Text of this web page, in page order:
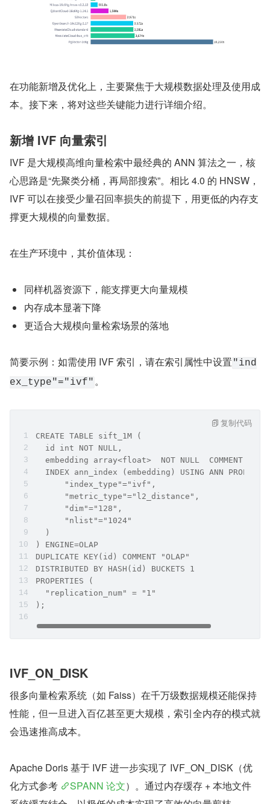
在功能新增及优化上，主要聚焦于大规模数据处理及使用成
本。接下来，将对这些关键能力进行详细介绍。
新增 IVF 向量索引
IVF 是大规模高维向量检索中最经典的 ANN 算法之一，核
心思路是“先聚类分桶，再局部搜索”。相比 4.0 的 HNSW，
IVF 可以在接受少量召回率损失的前提下，用更低的内存支
撑更大规模的向量数据。
在生产环境中，其价值体现：
同样机器资源下，能支撑更大向量规模
内存成本显著下降
更适合大规模向量检索场景的落地
简要示例：如需使用 IVF 索引，请在索引属性中设置 "ind
ex_type"="ivf" 。
CREATE TABLE sift_1M (
  id int NOT NULL,
  embedding array<float>  NOT NULL  COMMENT "",
INDEX ann_index (embedding) USING ANN
      "index_type"="ivf",
      "metric_type"="l2_distance",
      "dim"="128",
      "nlist"="1024"
  )
) ENGINE=OLAP
DUPLICATE KEY(id) COMMENT "OLAP"
DISTRIBUTED BY HASH(id) BUCKETS 1
PROPERTIES (
  "replication_num" = "1"
);
复制代码
IVF_ON_DISK
很多向量检索系统（如 Faiss）在千万级数据规模还能保持
性能，但一旦进入百亿甚至更大规模，索引全内存的模式就
会迅速推高成本。
Apache Doris 基于 IVF 进一步实现了 IVF_ON_DISK（优
化方式参考
SPANN 论文）。通过内存缓存 + 本地文件